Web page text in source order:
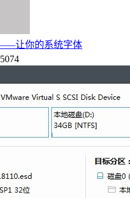
让你的系统字体